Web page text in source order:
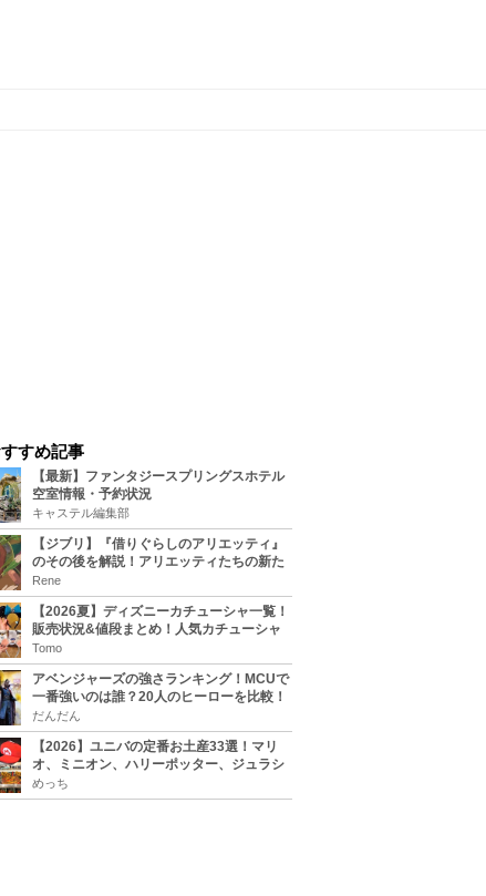
すめ記事
【最新】ファンタジースプリングスホテル
空室情報・予約状況
キャステル編集部
【ジブリ】『借りぐらしのアリエッティ』
のその後を解説！アリエッティたちの新た
な住処は？翔の病気は治る？
Rene
【2026夏】ディズニーカチューシャ一覧！
販売状況&値段まとめ！人気カチューシャ
をチェック
Tomo
アベンジャーズの強さランキング！MCUで
一番強いのは誰？20人のヒーローを比較！
だんだん
【2026】ユニバの定番お土産33選！マリ
オ、ミニオン、ハリーポッター、ジュラシ
ックパーク、セサミ、SINGなどのグッズ情
報
めっち